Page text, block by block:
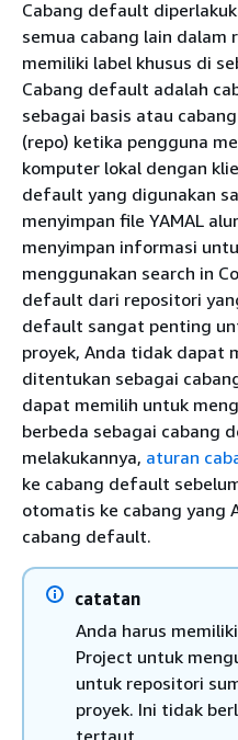
Cabang default
semua cabang lain dalam
memiliki label khusus di
Cabang default adalah
sebagai basis atau
(repo) ketika pengguna
komputer lokal dengan
default yang digunakan
menyimpan file YAMAL
menyimpan informasi
menggunakan search in
default dari repositori
default sangat penting
proyek, Anda tidak dapat
ditentukan sebagai
dapat memilih untuk
berbeda sebagai cabang
melakukannya, aturan
ke cabang default
otomatis ke cabang yang
cabang default.
catatan
Anda harus
Project untuk
untuk repositori
proyek. Ini tidak
tertaut.